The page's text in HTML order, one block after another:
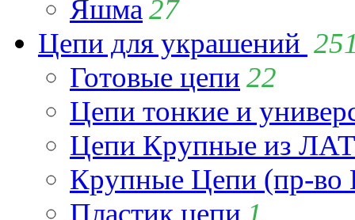
Яшма 27
Цепи для украшений
Готовые цепи 22
Цепи тонкие и
Цепи Крупные из
Крупные Цепи (пр-во
Пластик цепи 1